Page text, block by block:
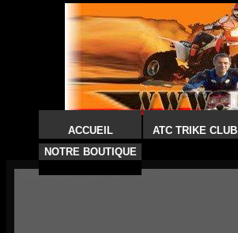
ACCUEIL ATC TRIKE CLUB
NOTRE BOUTIQUE